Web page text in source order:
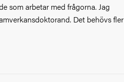
som arbetar med frågorna. Jag
Det behövs fler